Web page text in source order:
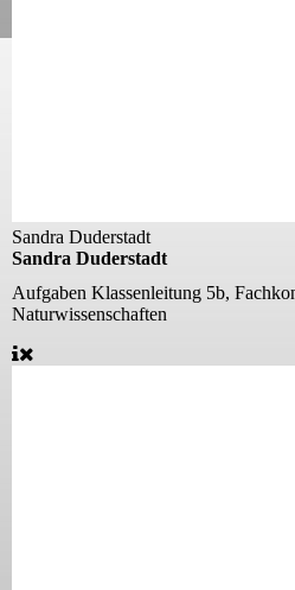
Sandra Duderstadt
Sandra Duderstadt
Aufgaben Klassenleitung 5b,
Naturwissenschaften